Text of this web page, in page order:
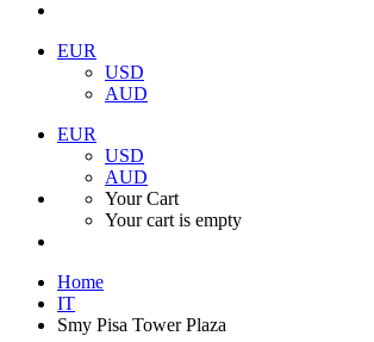
EUR
USD
AUD
EUR
USD
AUD
Your Cart
Your cart is empty
Home
IT
Smy Pisa Tower Plaza